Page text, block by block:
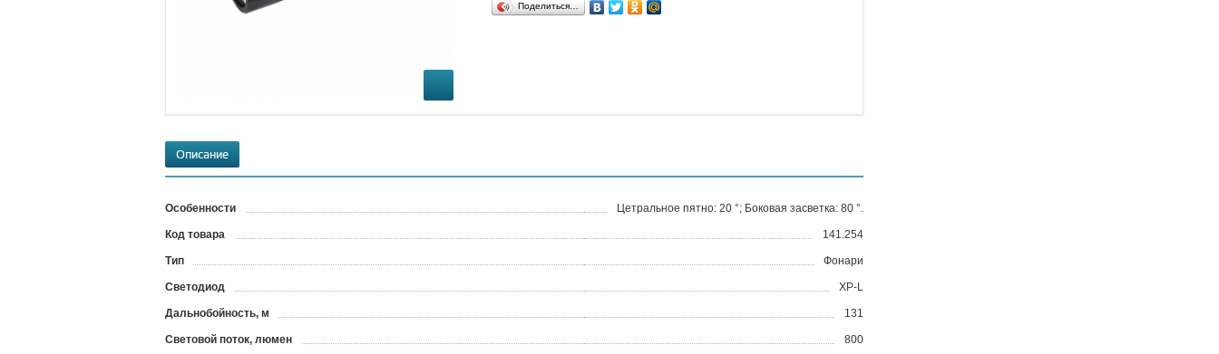
Поделиться…
Описание
Особенности Цетральное пятно: 20 °; Боковая засветка: 80 °.
Код товара 141.254
Тип Фонари
Светодиод XP-L
Дальнобойность, м 131
Световой поток, люмен 800